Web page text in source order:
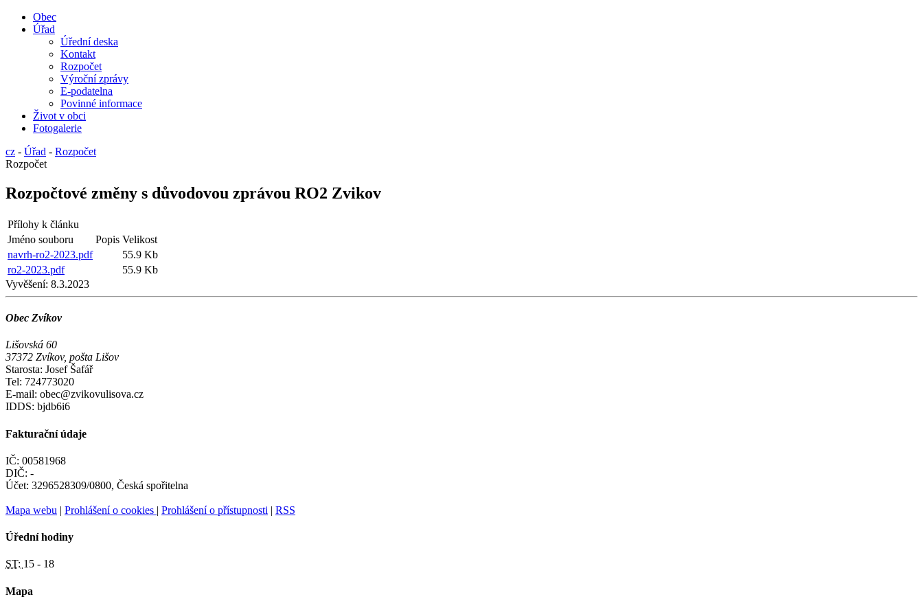
Obec
Úřad
Úřední deska
Kontakt
Rozpočet
Výroční zprávy
E-podatelna
Povinné informace
Život v obci
Fotogalerie
cz - Úřad - Rozpočet
Rozpočet
Rozpočtové změny s důvodovou zprávou RO2 Zvikov
Přílohy k článku
Jméno souboru
Popis Velikost
navrh-ro2-2023.pdf
55.9 Kb
ro2-2023.pdf
55.9 Kb
Vyvěšení: 8.3.2023
Obec Zvíkov
Lišovská 60
37372 Zvíkov, pošta Lišov
Starosta: Josef Šafář
Tel: 724773020
E-mail: obec@zvikovulisova.cz
IDDS: bjdb6i6
Fakturační údaje
IČ: 00581968
DIČ: -
Účet: 3296528309/0800, Česká spořitelna
Mapa webu | Prohlášení o cookies | Prohlášení o přístupnosti | RSS
Úřední hodiny
ST: 15 - 18
Mapa